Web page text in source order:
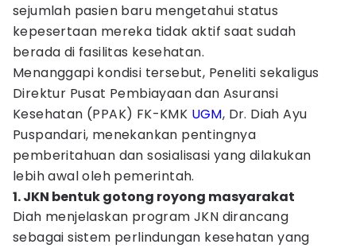
sejumlah pasien baru mengetahui status
kepesertaan mereka tidak aktif saat sudah
berada di fasilitas kesehatan.
Menanggapi kondisi tersebut, Peneliti sekaligus
Direktur Pusat Pembiayaan dan Asuransi
Kesehatan (PPAK) FK-KMK UGM, Dr. Diah Ayu
Puspandari, menekankan pentingnya
pemberitahuan dan sosialisasi yang dilakukan
lebih awal oleh pemerintah.
1. JKN bentuk gotong royong masyarakat
Diah menjelaskan program JKN dirancang
sebagai sistem perlindungan kesehatan yang